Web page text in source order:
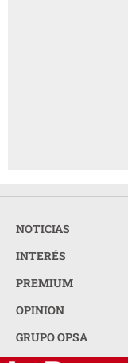
NOTICIAS
INTERÉS
PREMIUM
OPINION
GRUPO OPSA